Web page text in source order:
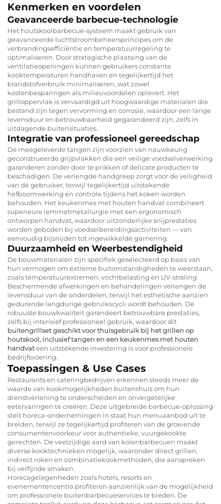
Kenmerken en voordelen
Geavanceerde barbecue-technologie
Het houtskoolbarbecue-systeem maakt gebruik van
geavanceerde luchtstroombeheersprincipes om de
verbrandingsefficiëntie en temperatuurregeling te
optimaliseren. Door strategische plaatsing van de
ventilatieopeningen kunnen gebruikers constante
kooktemperaturen handhaven en tegelijkertijd het
brandstofverbruik minimaliseren, wat zowel
kostenbesparingen als milieuvoordelen oplevert. Het
grilloppervlak is vervaardigd uit hoogwaardige materialen die
bestand zijn tegen vervorming en corrosie, waardoor een lange
levensduur en betrouwbaarheid gegarandeerd zijn, zelfs in
uitdagende buitensituaties.
Integratie van professioneel gereedschap
De meegeleverde tangen zijn voorzien van nauwkeurig
geconstrueerde grijpvlakken die een veilige voedselverwerking
garanderen zonder door te prikken of delicate producten te
beschadigen. De verlengde handgreep zorgt voor de veiligheid
van de gebruiker, terwijl tegelijkertijd uitstekende
hefboomwerking en controle tijdens het koken worden
behouden. Het keukenmes met houten handvat combineert
superieure lemmetmetallurgie met een ergonomisch
ontworpen handvat, waardoor uitzonderlijke snijprestaties
worden geboden bij voedselbereidingsactiviteiten — van
eenvoudig bijsnijden tot ingewikkelde garnering.
Duurzaamheid en Weerbestendigheid
De bouwmaterialen zijn specifiek geselecteerd op basis van
hun vermogen om extreme buitomstandigheden te weerstaan,
zoals temperatuurextremen, vochtbelasting en UV-straling.
Beschermende afwerkingen en behandelingen verlengen de
levensduur van de onderdelen, terwijl het esthetische aanzien
gedurende langdurige gebruikscycli wordt behouden. De
robuuste bouwkwaliteit garandeert betrouwbare prestaties,
zelfs bij intensief professioneel gebruik, waardoor dit
buitengrillset geschikt voor thuisgebruik bij het grillen op
houtskool, inclusief tangen en een keukenmes met houten
handvateen uitstekende investering is voor professionele
bedrijfsvoering.
Toepassingen & Use Cases
Restaurants en cateringbedrijven erkennen steeds meer de
waarde van kookmogelijkheden buitenshuis om hun
dienstverlening te onderscheiden en onvergetelijke
eetervaringen te creëren. Deze uitgebreide barbecue-oplossing
stelt horeca-ondernemingen in staat hun menuaanbod uit te
breiden, terwijl ze tegelijkertijd profiteren van de groeiende
consumentenvoorkeur voor authentieke, vuurgekookte
gerechten. De veelzijdige aard van kolenbarbecuen maakt
diverse kooktechnieken mogelijk, waaronder direct grillen,
indirect roken en combinatiekookmethoden, die aanspreken
bij verfijnde smaken.
Horecagelegenheden zoals hotels, resorts en
evenementencentra profiteren aanzienlijk van de mogelijkheid
om professionele buitenbarbecueservices te bieden. De